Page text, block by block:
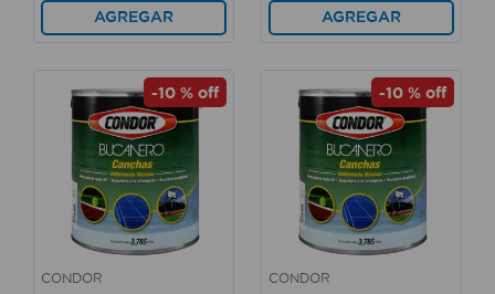
AGREGAR AGREGAR
-10 % off
CONDOR
-10 % off
CONDOR